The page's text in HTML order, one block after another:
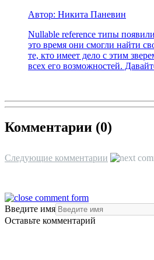
Автор: Никита Паневин
Nullable reference типы
это время они смогли найти
те, кто имеет дело с этим
всех его возможностей.
Комментарии (0)
Следующие комментарии
Введите имя
Оставьте комментарий